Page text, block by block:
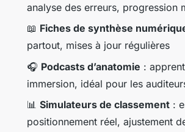
analyse des erreurs, progression
📖 Fiches de synthèse
partout, mises à jour régulières
🎧 Podcasts d’anatomie :
immersion, idéal pour les
📊 Simulateurs de classement :
positionnement réel, ajustement